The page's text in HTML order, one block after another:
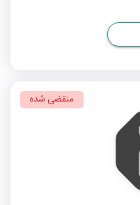
منقضی شده